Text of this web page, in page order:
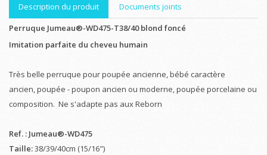
Description du produit
Documents joints
Perruque Jumeau®-WD475-T38/40 blond foncé
Imitation parfaite du cheveu humain
Très belle perruque pour poupée ancienne, bébé caractère
ancien, poupée - poupon ancien ou moderne, poupée porcelaine ou
composition. Ne s'adapte pas aux Reborn
Ref. : Jumeau®-WD475
Taille:38/39/40cm (15/16")